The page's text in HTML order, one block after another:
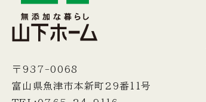
〒937-0068
富山県魚津市本新町29番11号